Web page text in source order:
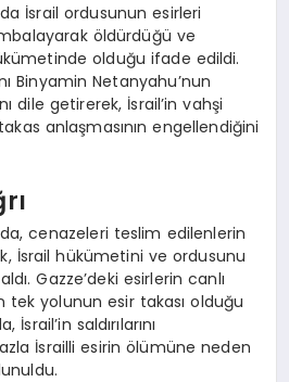
İsrail ordusunun esirleri
öldürdüğü ve
olduğu ifade edildi.
Binyamin Netanyahu’nun
dile getirerek, İsrail’in vahşi
anlaşmasının engellendiğini
cenazeleri teslim edilenlerin
İsrail hükümetini ve ordusunu
Gazze’deki esirlerin canlı
tek yolunun esir takası olduğu
saldırılarını
İsrailli esirin ölümüne neden